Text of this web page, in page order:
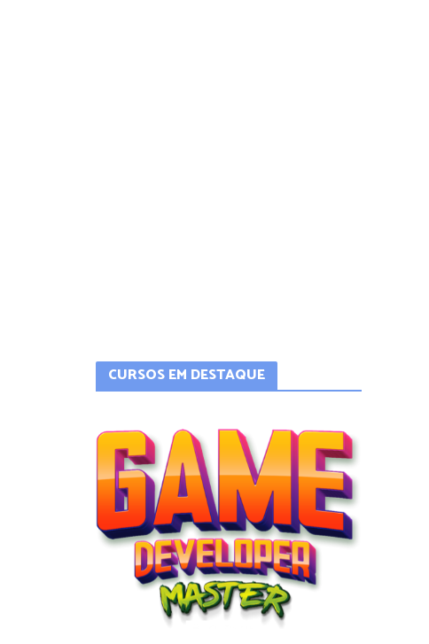
CURSOS EM DESTAQUE